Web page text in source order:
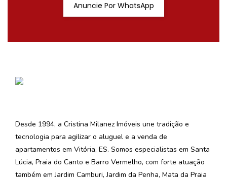
Anuncie Por WhatsApp
Desde 1994, a Cristina Milanez Imóveis une tradição e
tecnologia para agilizar o aluguel e a venda de
apartamentos em Vitória, ES. Somos especialistas em Santa
Lúcia, Praia do Canto e Barro Vermelho, com forte atuação
também em Jardim Camburi, Jardim da Penha, Mata da Praia